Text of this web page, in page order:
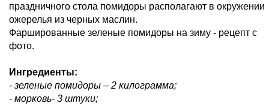
праздничного стола помидоры располагают в окружении
ожерелья из черных маслин.
Фаршированные зеленые помидоры на зиму - рецепт с
фото.
Ингредиенты:
- зеленые помидоры – 2 килограмма;
- морковь- 3 штуки;